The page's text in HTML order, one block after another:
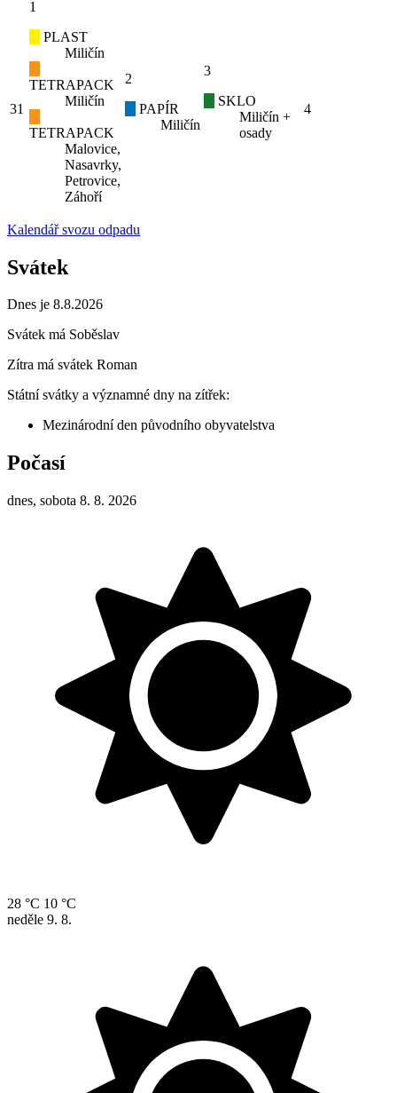
31
1
PLAST
Miličín
TETRAPACK
Miličín
TETRAPACK
Malovice,
Nasavrky,
Petrovice,
Záhoří
2
PAPÍR
Miličín
3
SKLO
Miličín +
osady
4
Kalendář svozu odpadu
Svátek
Dnes je 8.8.2026
Svátek má Soběslav
Zítra má svátek Roman
Státní svátky a významné dny na zítřek:
Mezinárodní den původního obyvatelstva
Počasí
dnes, sobota 8. 8. 2026
28 °C 10 °C
neděle 9. 8.